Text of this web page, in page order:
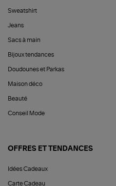
Sweatshirt
Jeans
Sacs à main
Bijoux tendances
Doudounes et Parkas
Maison déco
Beauté
Conseil Mode
OFFRES ET TENDANCES
Idées Cadeaux
Carte Cadeau